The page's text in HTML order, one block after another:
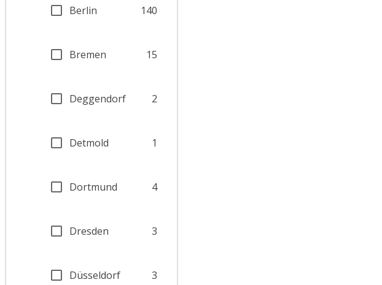
Berlin 140
Bremen 15
Deggendorf 2
Detmold 1
Dortmund 4
Dresden 3
Düsseldorf 3